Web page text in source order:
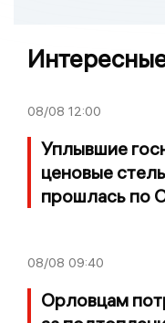
08/08 12:00
Уплывшие
ценовые
прошлась по
08/08 09:40
Орловцам